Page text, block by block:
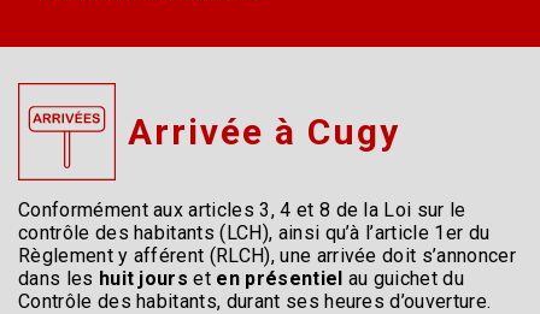
Arrivée à Cugy
Conformément aux articles 3, 4 et 8 de la Loi sur le
contrôle des habitants (LCH), ainsi qu’à l’article 1er du
Règlement y afférent (RLCH), une arrivée doit s’annoncer
dans les huit jours et en présentiel au guichet du
Contrôle des habitants, durant ses heures d’ouverture.